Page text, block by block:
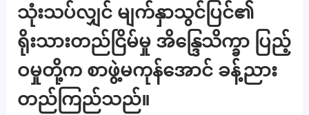
သုံးသပ်လျှင် မျက်နှာသွင်ပြင်၏
ရိုးသားတည်ငြိမ်မှု အိန္ဒြေသိက္ခာ ပြည့်
ဝမှုတို့က စာဖွဲ့မကုန်အောင် ခန့်ညား
တည်ကြည်သည်။